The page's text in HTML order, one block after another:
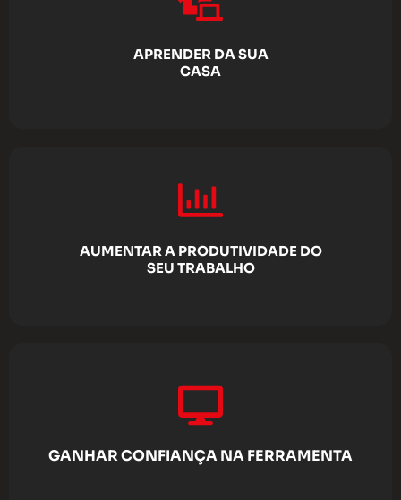
APRENDER DA SUA
CASA
AUMENTAR A PRODUTIVIDADE DO
SEU TRABALHO
GANHAR CONFIANÇA NA FERRAMENTA